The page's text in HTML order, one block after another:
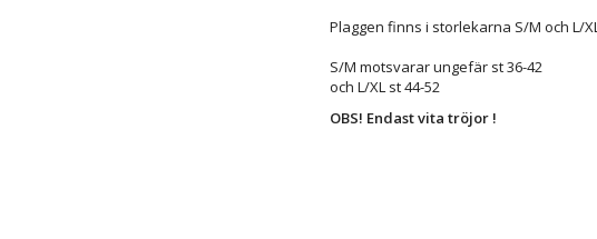
Plaggen finns i storlekarna S/M och L/XL
S/M motsvarar ungefär st 36-42
och L/XL st 44-52
OBS! Endast vita tröjor !